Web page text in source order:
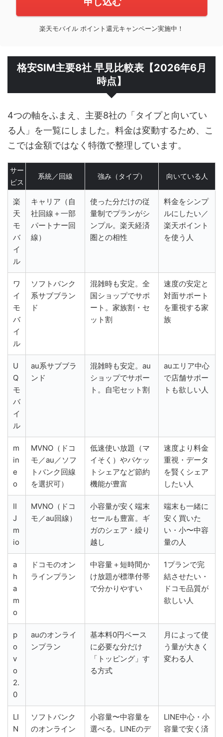
楽天モバイル ポイント還元キャンペーン実施中！
格安SIM主要8社 早見比較表【2026年6月
時点】
4つの軸をふまえ、主要8社の「タイプと向いてい
る人」を一覧にしました。料金は変動するため、こ
こでは金額ではなく特徴で整理しています。
サー
ビス
系統／回線 強み（タイプ） 向いている人
楽
天
モ
バ
イ
ル
キャリア（自
社回線＋一部
パートナー回
線）
使った分だけの従
量制でプランがシ
ンプル。楽天経済
圏との相性
料金をシンプ
ルにしたい／
楽天ポイント
を使う人
ワ
イ
モ
バ
イ
ル
ソフトバンク
系サブブラン
ド
混雑時も安定。全
国ショップでサポ
ート。家族割・セ
ット割
速度の安定と
対面サポート
を重視する家
族
U
Q
モ
バ
イ
ル
au系サブブラ
ンド
混雑時も安定。au
ショップでサポー
ト。自宅セット割
auエリア中心
で店舗サポー
トも欲しい人
m
in
e
o
MVNO（ドコ
モ／au／ソフ
トバンク回線
を選択可）
低速使い放題（マ
イそく）やパケッ
トシェアなど節約
機能が豊富
速度より料金
重視・データ
を賢くシェア
したい人
II
J
m
io
MVNO（ドコ
モ／au回線）
小容量が安く端末
セールも豊富。ギ
ガのシェア・繰り
越し
端末も一緒に
安く買いた
い・小〜中容
量の人
a
h
a
m
o
ドコモのオン
ラインプラン
中容量＋短時間か
け放題が標準付帯
で分かりやすい
1プランで完
結させたい・
ドコモ品質が
欲しい人
p
o
v
o
2.
0
auのオンライ
ンプラン
基本料0円ベース
に必要な分だけ
「トッピング」す
る方式
月によって使
う量が大きく
変わる人
LI
N
ソフトバンク
のオンライン
小容量〜中容量を
選べる。LINEのデ
LINE中心・小
容量で安く済